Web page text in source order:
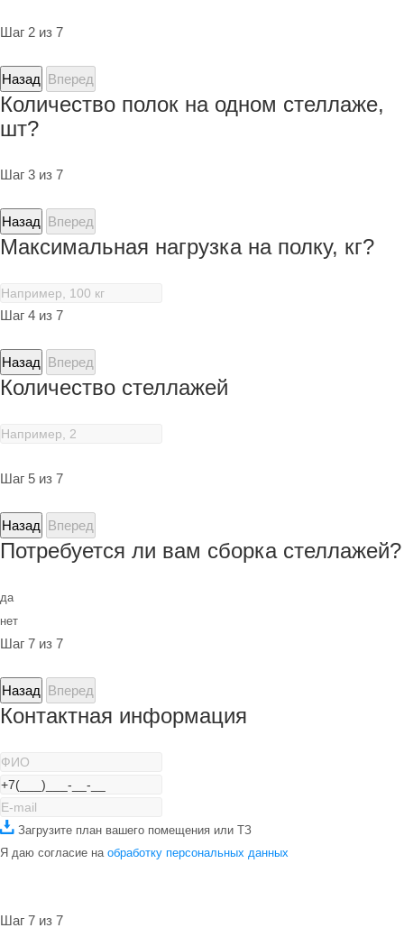
Шаг 2 из 7
Назад Вперед
Количество полок на одном стеллаже,
шт?
Шаг 3 из 7
Назад Вперед
Максимальная нагрузка на полку, кг?
Шаг 4 из 7
Назад Вперед
Количество стеллажей
Шаг 5 из 7
Назад Вперед
Потребуется ли вам сборка стеллажей?
да
нет
Шаг 7 из 7
Назад Вперед
Контактная информация
Загрузите план вашего помещения или ТЗ
Я даю согласие на обработку персональных данных
Шаг 7 из 7